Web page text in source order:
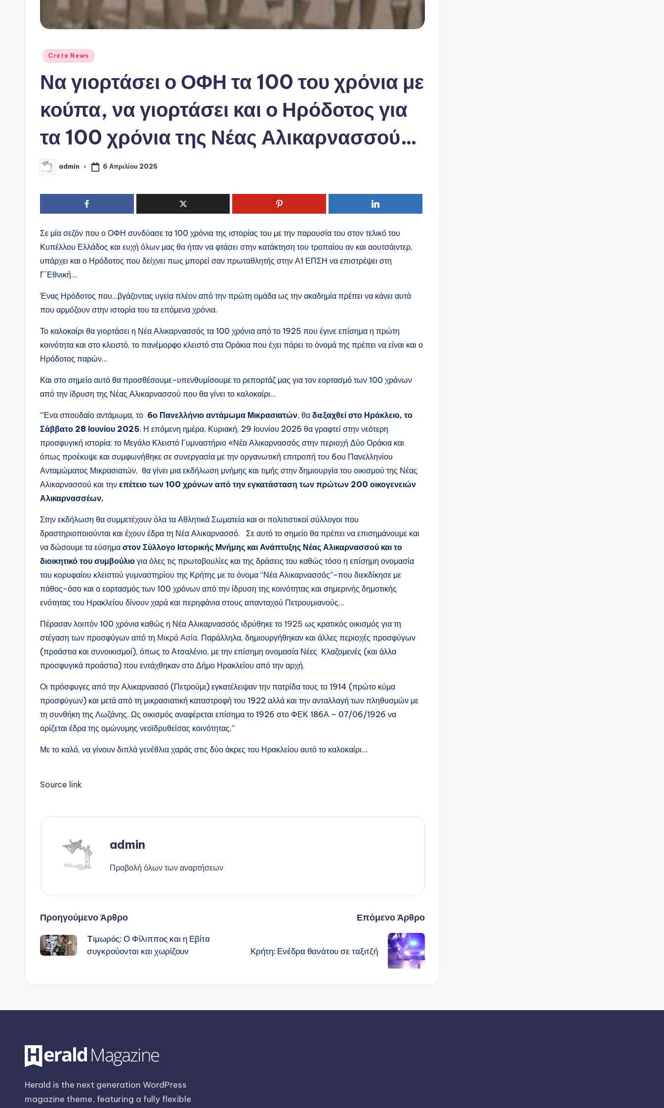
Αναρτήθηκε
Crete News
Να γιορτάσει ο ΟΦΗ τα 100 του χρόνια με
κούπα, να γιορτάσει και ο Ηρόδοτος για
τα 100 χρόνια της Νέας Αλικαρνασσού…
Συγγραφέας:
admin 6 Απριλίου 2025
Σε μία σεζόν που ο ΟΦΗ συνδύασε τα 100 χρόνια της ιστορίας του με την παρουσία του στον τελικό του
Κυπέλλου Ελλάδος και ευχή όλων μας θα ήταν να φτάσει στην κατάκτηση του τροπαίου αν και αουτσάιντερ,
υπάρχει και ο Ηρόδοτος που δείχνει πως μπορεί σαν πρωταθλητής στην Α1 ΕΠΣΗ να επιστρέψει στη
Γ΄Εθνική…
Ένας Ηρόδοτος που…βγάζοντας υγεία πλέον από την πρώτη ομάδα ως την ακαδημία πρέπει να κάνει αυτά
που αρμόζουν στην ιστορία του τα επόμενα χρόνια.
Το καλοκαίρι θα γιορτάσει η Νέα Αλικαρνασσός τα 100 χρόνια από το 1925 που έγινε επίσημα η πρώτη
κοινότητα και στο κλειστό, το πανέμορφο κλειστό στα Οράκια που έχει πάρει το όνομά της πρέπει να είναι και ο
Ηρόδοτος παρών…
Και στο σημείο αυτό θα προσθέσουμε-υπενθυμίσουμε το ρεπορτάζ μας για τον εορτασμό των 100 χρόνων
από την ίδρυση της Νέας Αλικαρνασσού που θα γίνει το καλοκαίρι…
“Ένα σπουδαίο αντάμωμα, το 6ο Πανελλήνιο αντάμωμα Μικρασιατών, θα διεξαχθεί στο Ηράκλειο, το
Σάββατο 28 Ιουνίου 2025. Η επόμενη ημέρα, Κυριακή, 29 Ιουνίου 2025 θα γραφτεί στην νεότερη
προσφυγική ιστορία: το Μεγάλο Κλειστό Γυμναστήριο «Νέα Αλικαρνασσός στην περιοχή Δύο Οράκια και
όπως προέκυψε και συμφωνήθηκε σε συνεργασία με την οργανωτική επιτροπή του 6ου Πανελληνίου
Ανταμώματος Μικρασιατών, θα γίνει μια εκδήλωση μνήμης και τιμής στην δημιουργία του οικισμού της Νέας
Αλικαρνασσού και την επέτειο των 100 χρόνων από την εγκατάσταση των πρώτων 200 οικογενειών
Αλικαρνασσέων.
Στην εκδήλωση θα συμμετέχουν όλα τα Αθλητικά Σωματεία και οι πολιτιστικοί σύλλογοι που
δραστηριοποιούνται και έχουν έδρα τη Νέα Αλικαρνασσό. Σε αυτό το σημείο θα πρέπει να επισημάνουμε και
να δώσουμε τα εύσημα στον Σύλλογο Ιστορικής Μνήμης και Ανάπτυξης Νέας Αλικαρνασσού και το
διοικητικό του συμβούλιο για όλες τις πρωτοβουλίες και της δράσεις του καθώς τόσο η επίσημη ονομασία
του κορυφαίου κλειστού γυμναστηρίου της Κρήτης με το όνομα “Νέα Αλικαρνασσός”-που διεκδίκησε με
πάθος-όσο και ο εορτασμός των 100 χρόνων από την ίδρυση της κοινότητας και σημερινής δημοτικής
ενότητας του Ηρακλείου δίνουν χαρά και περηφάνια στους απανταχού Πετρουμιανούς…
Πέρασαν λοιπόν 100 χρόνια καθώς η Νέα Αλικαρνασσός ιδρύθηκε το 1925 ως κρατικός οικισμός για τη
στέγαση των προσφύγων από τη Μικρά Ασία. Παράλληλα, δημιουργήθηκαν και άλλες περιοχές προσφύγων
(προάστια και συνοικισμοί), όπως το Ατσαλένιο, με την επίσημη ονομασία Νέες Κλαζομενές (και άλλα
προσφυγικά προάστια) που εντάχθηκαν στο Δήμο Ηρακλείου από την αρχή.
Οι πρόσφυγες από την Αλικαρνασσό (Πετρούμι) εγκατέλειψαν την πατρίδα τους το 1914 (πρώτο κύμα
προσφύγων) και μετά από τη μικρασιατική καταστροφή του 1922 αλλά και την ανταλλαγή των πληθυσμών με
τη συνθήκη της Λωζάνης. Ως οικισμός αναφέρεται επίσημα το 1926 στο ΦΕΚ 186Α – 07/06/1926 να
ορίζεται έδρα της ομώνυμης νεοϊδρυθείσας κοινότητας.”
Με το καλό, να γίνουν διπλά γενέθλια χαράς στις δύο άκρες του Ηρακλείου αυτό το καλοκαίρι…
Source link
admin
Προβολή όλων των αναρτήσεων
Πλοήγηση
δημοσιεύσεων
Προηγούμενο Άρθρο
Tιμωρός: Ο Φίλιππος και η Εβίτα
συγκρούονται και χωρίζουν
Επόμενο Άρθρο
Κρήτη: Ενέδρα θανάτου σε ταξιτζή
Herald is the next generation WordPress
magazine theme, featuring a fully flexible